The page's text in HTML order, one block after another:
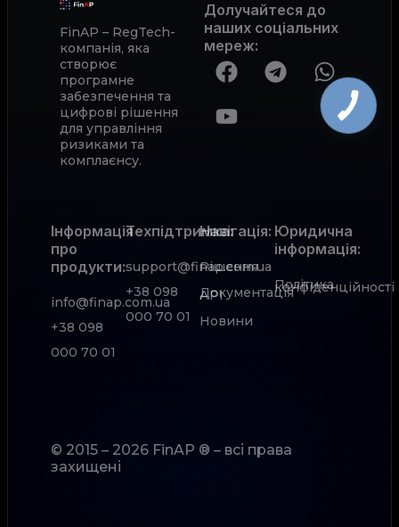
FinAP – RegTech-
компанія, яка
створює
програмне
забезпечення та
цифрові рішення
для управління
ризиками та
комплаєнсу.
Долучайтеся до
наших соціальних
мереж:
Інформація
про
продукти:
info@finap.com.ua
+38 098
000 70 01
Техпідтримка:
support@finap.com.ua
+38 098
000 70 01
Рішення
Документація
АРІ
Новини
Навігація: Юридична
інформація:
Політика
конфіденційності
© 2015 – 2026 FinAP ® – всі права
захищені